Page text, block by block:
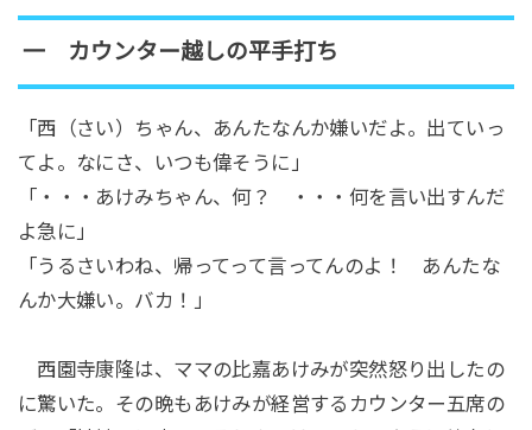
一 カウンター越しの平手打ち
「西（さい）ちゃん、あんたなんか嫌いだよ。出ていっ
てよ。なにさ、いつも偉そうに」
「・・・あけみちゃん、何？ ・・・何を言い出すんだ
よ急に」
「うるさいわね、帰ってって言ってんのよ！ あんたな
んか大嫌い。バカ！」
西園寺康隆は、ママの比嘉あけみが突然怒り出したの
に驚いた。その晩もあけみが経営するカウンター五席の